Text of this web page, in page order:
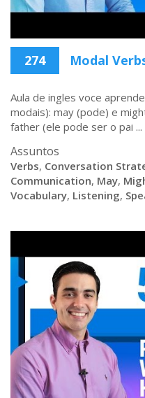
274 Modal
Aula de ingles voce
modais): may (pode) e
father (ele pode ser o pai ...
Assuntos
Verbs, Conversation
Communication, May,
Vocabulary, Listening,